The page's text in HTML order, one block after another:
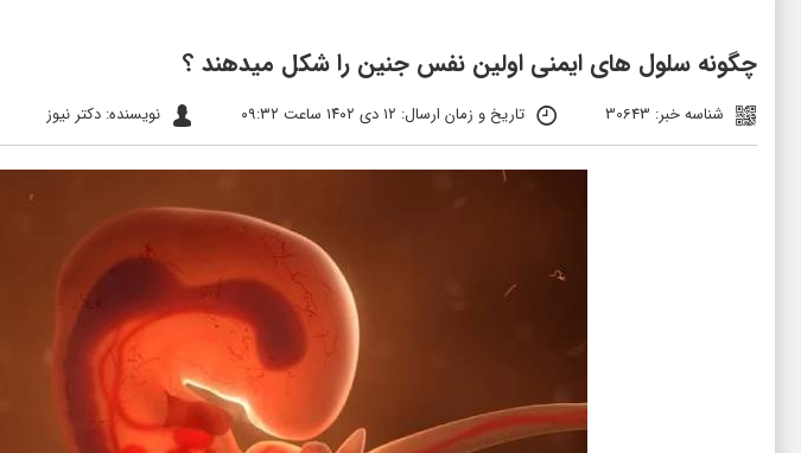
چگونه سلول های ایمنی اولین نفس جنین را شکل میدهند ؟
شناسه خبر: 30643 تاریخ و زمان ارسال: ۱۲ دی ۱۴۰۲ ساعت ۰۹:۳۲ نویسنده: دکتر نیوز